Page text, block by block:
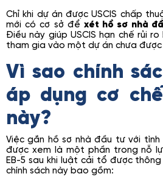
Chỉ khi dự án được USCIS chấp
mới có cơ sở để xét hồ sơ nhà
Điều này giúp USCIS hạn chế rủi
tham gia vào một dự án chưa
Vì sao chính
áp dụng cơ
này?
Việc gắn hồ sơ nhà đầu tư với
được xem là một phần trong nỗ
EB-5 sau khi luật cải tổ được
chính sách này bao gồm: